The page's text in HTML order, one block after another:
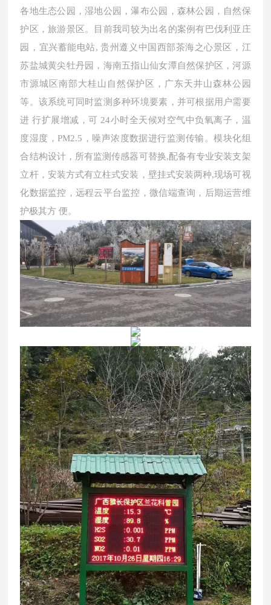
各地生态公园，湿地公园，瀑布公园，森林公园，自然保
护区，旅游景区。目前我司较为出名的案例有巴伐利亚庄
园，宜兴蓄能电站, 贵州遵义中国西部茶海之心景区，江
苏盐城黄尖牡丹园，海南五指山仙女潭自然保护区，河源
市源城区南部大桂山自然保护区，广东天井山森林公园
等。该系统可同时监测多种环境要素，并可根据用户需要
进 行扩展增减，可 24小时全天候对空气中负氧离子，温
度湿度，PM2.5，噪声浓度数据进行监测传输。模块化组
合结构设计，所有监测传感器可替换,配备有专业安装支架
立杆，安装方式有立柱式安装，壁挂式安装两种,现场可视
化数据监控，远程云平台监控，微信端查询，后期运营维
护极其方 便。